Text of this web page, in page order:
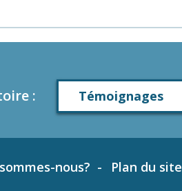
: Témoignages
nous? Plan du site